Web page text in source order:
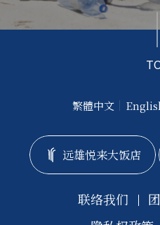
繁體中文
远雄悦来大饭店
联络我们